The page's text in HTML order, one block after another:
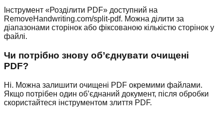
Інструмент «Розділити PDF» доступний на
RemoveHandwriting.com/split-pdf. Можна ділити за
діапазонами сторінок або фіксованою кількістю сторінок у
файлі.
Чи потрібно знову об’єднувати очищені
PDF?
Ні. Можна залишити очищені PDF окремими файлами.
Якщо потрібен один об’єднаний документ, після обробки
скористайтеся інструментом злиття PDF.